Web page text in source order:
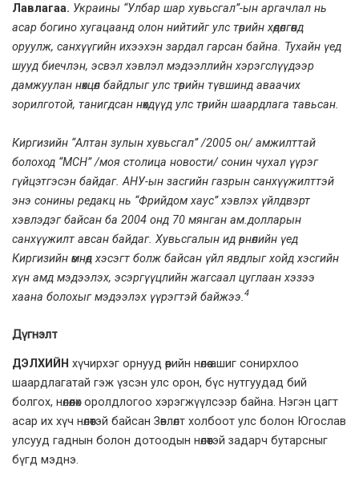
Лавлагаа. Украины “Улбар шар хувьсгал”-ын аргачлал нь
асар богино хугацаанд олон нийтийг улс төрийн хөдөлгөөнд
оруулж, санхүүгийн ихээхэн зардал гарсан байна. Тухайн үед
шууд биечлэн, эсвэл хэвлэл мэдээллийн хэрэгслүүдээр
дамжуулан нөхцөл байдлыг улс төрийн түвшинд аваачих
зорилготой, танигдсан нөхдүүд улс төрийн шаардлага тавьсан.
Киргизийн “Алтан зулын хувьсгал” /2005 он/ амжилттай
болоход “МСН” /моя столица новости/ сонин чухал үүрэг
гүйцэтгэсэн байдаг. АНУ-ын засгийн газрын санхүүжилттэй
энэ сонины редакц нь “Фрийдом хаус” хэвлэх үйлдвэрт
хэвлэдэг байсан ба 2004 онд 70 мянган ам.долларын
санхүүжилт авсан байдаг. Хувьсгалын ид өрнөлийн үед
Киргизийн өмнөд хэсэгт болж байсан үйл явдлыг хойд хэсгийн
хүн амд мэдээлэх, эсэргүүцлийн жагсаал цуглаан хэзээ
хаана болохыг мэдээлэх үүрэгтэй байжээ.4
Дүгнэлт
ДЭЛХИЙН хүчирхэг орнууд өөрийн нөлөө ашиг сонирхлоо
шаардлагатай гэж үзсэн улс орон, бүс нутгуудад бий
болгох, нөлөөлөх оролдлогоо хэрэгжүүлсээр байна. Нэгэн цагт
асар их хүч нөлөөтэй байсан Зөвлөлт холбоот улс болон Югослав
улсууд гаднын болон дотоодын нөлөөтэй задарч бутарсныг
бүгд мэднэ.